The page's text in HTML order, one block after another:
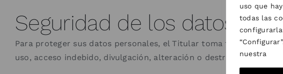
uso que
todas las
nuestra
Seguridad de los datos
Para proteger sus datos personales, el Titular toma todas las
uso, acceso indebido, divulgación, alteración o destrucción de los